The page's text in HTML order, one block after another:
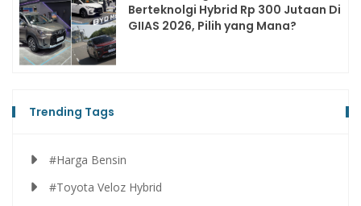
Berteknolgi Hybrid Rp 300 Jutaan Di
GIIAS 2026, Pilih yang Mana?
Trending Tags
#Harga Bensin
#Toyota Veloz Hybrid